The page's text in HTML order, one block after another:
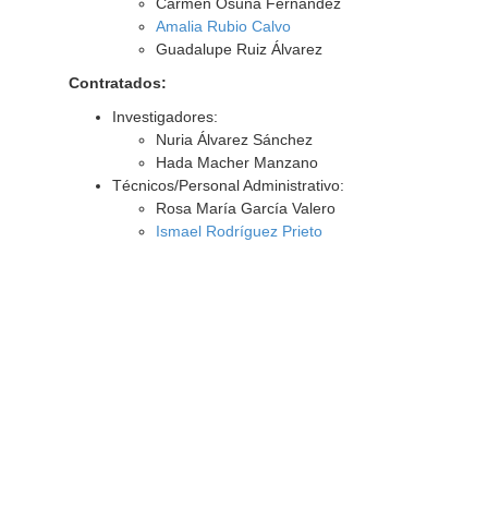
Amalia Rubio Calvo
Guadalupe Ruiz Álvarez
Contratados:
Investigadores:
Nuria Álvarez Sánchez
Hada Macher Manzano
Técnicos/Personal Administrativo:
Rosa María García Valero
Ismael Rodríguez Prieto